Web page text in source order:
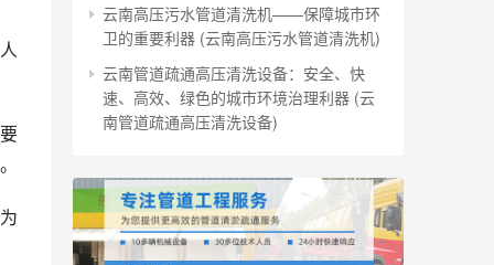
云南高压污水管道清洗机——保障城市环
卫的重要利器 (云南高压污水管道清洗机)
云南管道疏通高压清洗设备：安全、快
速、高效、绿色的城市环境治理利器 (云
南管道疏通高压清洗设备)